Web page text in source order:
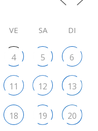
VE SA DI
4 5 6
11 12 13
18 19 20